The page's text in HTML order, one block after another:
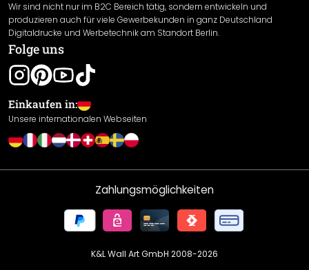
Widerrufsrecht
Datenschutzerklärung
Gewährleistung
Leistungserklärung / CE-Zeichen
Cookie Einstellungen
Wir sind nicht nur im B2C Bereich tätig, sondern entwickeln und
produzieren auch für viele Gewerbekunden in ganz Deutschland
Digitaldrucke und Werbetechnik am Standort Berlin.
Folge uns
Einkaufen in:
Unsere internationalen Webseiten
Zahlungsmöglichkeiten
K&L Wall Art GmbH 2008-2026